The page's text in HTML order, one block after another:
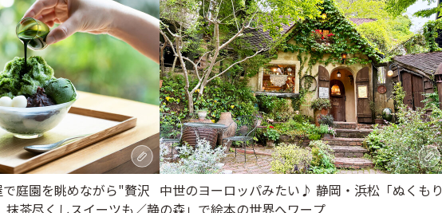
庭園を眺めながら"贅沢
茶尽くしスイーツも／静
中世のヨーロッパみたい♪ 静岡・浜松「ぬくもり
の森」で絵本の世界へワープ